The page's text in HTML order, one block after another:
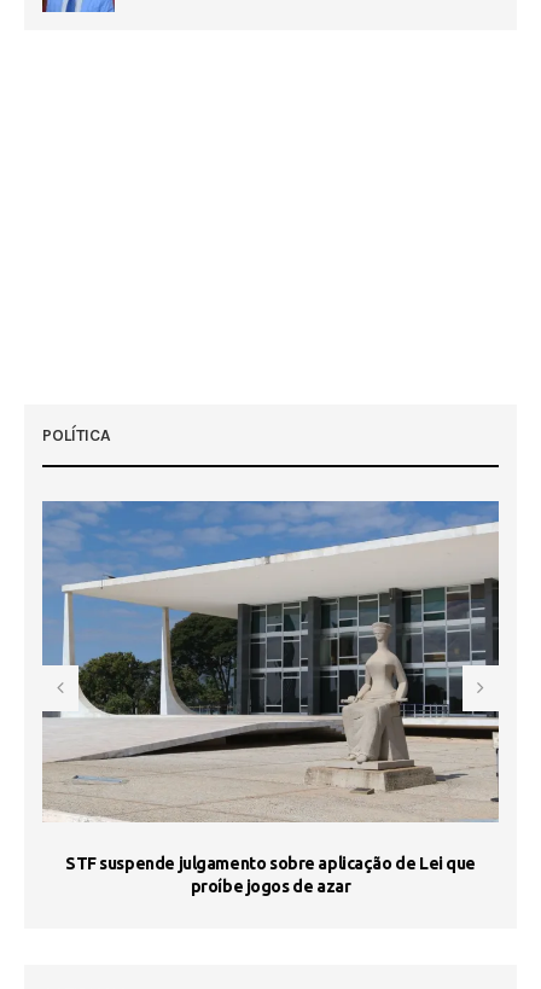
POLÍTICA
STF suspende julgamento sobre aplicação de Lei que
proíbe jogos de azar